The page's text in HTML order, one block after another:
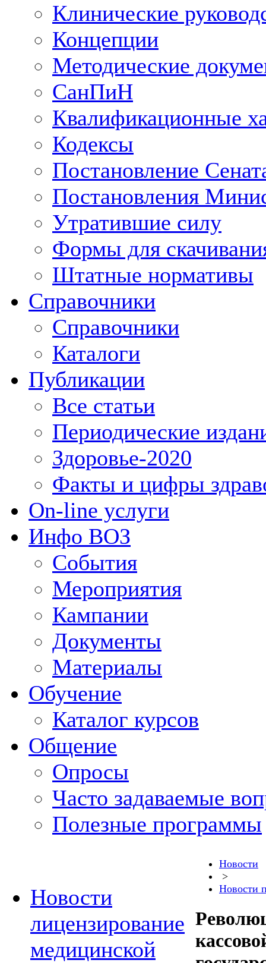
Клинические
Концепции
Методические
СанПиН
Квалификационные
Кодексы
Постановление
Постановления
Утратившие силу
Формы для
Штатные нормативы
Справочники
Справочники
Каталоги
Публикации
Все статьи
Периодические
Здоровье-2020
Факты и цифры
On-line услуги
Инфо ВОЗ
События
Мероприятия
Кампании
Документы
Материалы
Обучение
Каталог курсов
Общение
Опросы
Часто задаваемые
Полезные программы
Новости
лицензирование
медицинской
Новости
>
Новости